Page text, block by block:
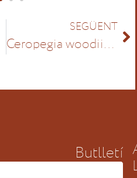
SEGÜENT
Ceropegia woodii: La Joia de les Plantes Penjadores
Butlletí